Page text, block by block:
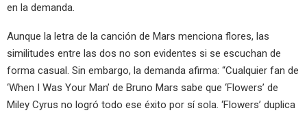
en la demanda.
Aunque la letra de la canción de Mars menciona flores, las
similitudes entre las dos no son evidentes si se escuchan de
forma casual. Sin embargo, la demanda afirma: “Cualquier fan de
‘When I Was Your Man’ de Bruno Mars sabe que ‘Flowers’ de
Miley Cyrus no logró todo ese éxito por sí sola. ‘Flowers’ duplica